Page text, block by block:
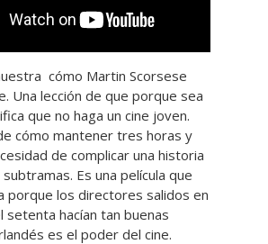
cómo Martin Scorsese
Una lección de que porque sea
que no haga un cine joven.
cómo mantener tres horas y
de complicar una historia
Es una película que
porque los directores salidos en
setenta hacían tan buenas
es el poder del cine.